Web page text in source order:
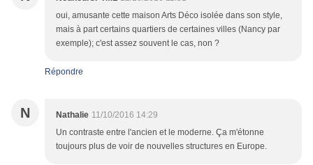
oui, amusante cette maison Arts Déco isolée dans son style,
mais à part certains quartiers de certaines villes (Nancy par
exemple); c'est assez souvent le cas, non ?
Répondre
N Nathalie 11/10/2016 14:29
Un contraste entre l'ancien et le moderne. Ça m'étonne
toujours plus de voir de nouvelles structures en Europe.